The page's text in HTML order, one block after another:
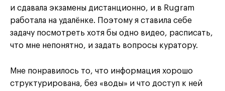
и сдавала экзамены дистанционно, и в Rugram
работала на удалёнке. Поэтому я ставила себе
задачу посмотреть хотя бы одно видео, расписать,
что мне непонятно, и задать вопросы куратору.
Мне понравилось то, что информация хорошо
структурирована, без «воды» и что доступ к ней